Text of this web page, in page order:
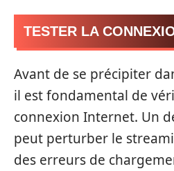
TESTER LA
Avant de se précipiter
il est fondamental de
connexion Internet. Un
peut perturber le
des erreurs de